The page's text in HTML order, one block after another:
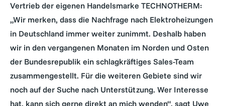
Vertrieb der eigenen Handelsmarke TECHNOTHERM:
„Wir merken, dass die Nachfrage nach Elektroheizungen
in Deutschland immer weiter zunimmt. Deshalb haben
wir in den vergangenen Monaten im Norden und Osten
der Bundesrepublik ein schlagkräftiges Sales-Team
zusammengestellt. Für die weiteren Gebiete sind wir
noch auf der Suche nach Unterstützung. Wer Interesse
hat, kann sich gerne direkt an mich wenden“, sagt Uwe